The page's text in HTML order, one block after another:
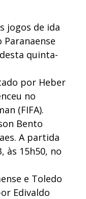
jogos de ida
quinta-
por Heber
no
(FIFA).
Bento
A partida
às 15h50, no
e Toledo
Edivaldo